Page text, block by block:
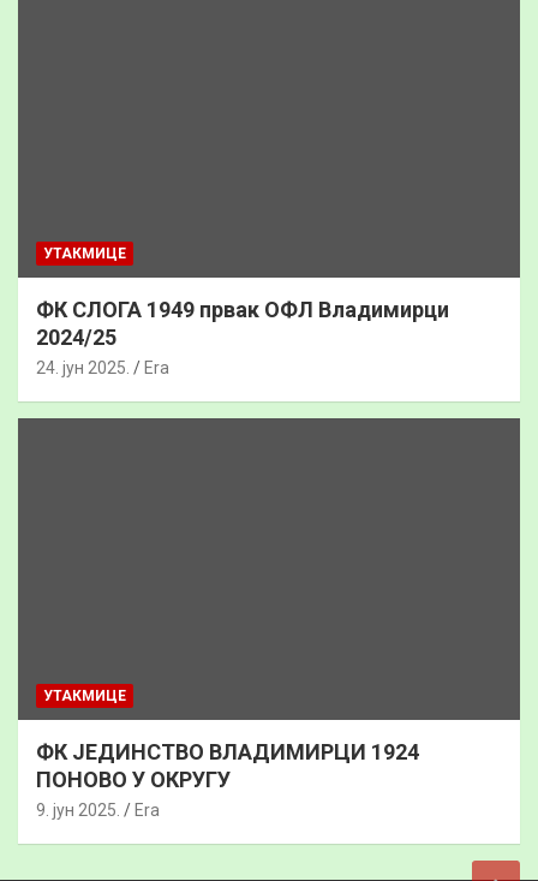
УТАКМИЦЕ
ФК СЛОГА 1949 првак ОФЛ Владимирци
2024/25
24. јун 2025. Era
УТАКМИЦЕ
ФК ЈЕДИНСТВО ВЛАДИМИРЦИ 1924
ПОНОВО У ОКРУГУ
9. јун 2025. Era